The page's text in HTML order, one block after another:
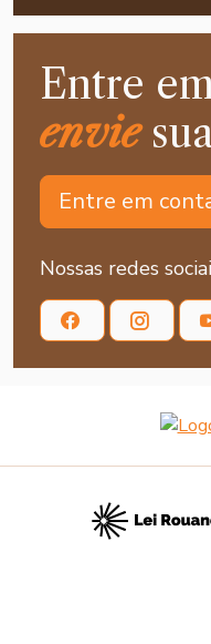
Entre
envie
Entre em
Nossas redes